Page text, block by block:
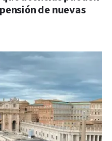
de nuevas